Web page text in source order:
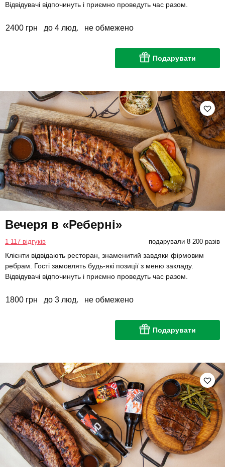
Відвідувачі відпочинуть і приємно проведуть час разом.
2400 грн до 4 люд. не обмежено
Подарувати
Вечеря в «Реберні»
1 117 відгуків подарували 8 200 разів
Клієнти відвідають ресторан, знаменитий завдяки фірмовим
ребрам. Гості замовлять будь-які позиції з меню закладу.
Відвідувачі відпочинуть і приємно проведуть час разом.
1800 грн до 3 люд. не обмежено
Подарувати